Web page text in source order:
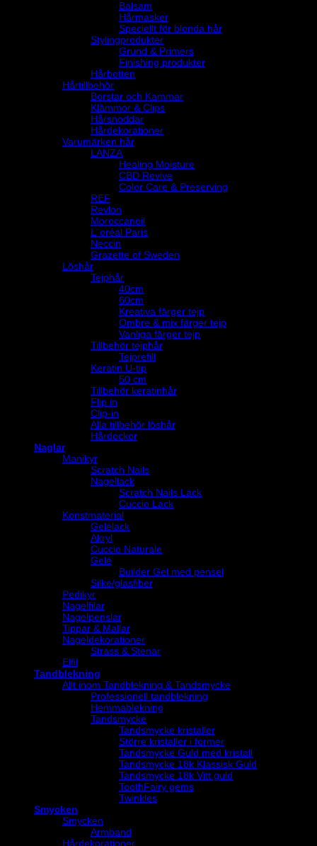
Balsam
Hårmasker
Speciellt för blonda hår
Stylingprodukter
Grund & Primers
Finishing produkter
Hårbotten
Hårtillbehör
Borstar och Kammar
Klämmor & Clips
Hårsnoddar
Hårdekorationer
Varumärken hår
LANZA
Healing Moisture
CBD Revive
Color Care & Preserving
REF
Revlon
Moroccanoil
L´oréal Paris
Neccin
Grazette of Sweden
Löshår
Tejphår
40cm
60cm
Kreativa färger tejp
Ombre & mix färger tejp
Vanliga färger tejp
Tillbehör tejphår
Tejprefill
Keratin U-tip
50 cm
Tillbehör keratinhår
Flip in
Clip-in
Alla tillbehör löshår
Hårdockor
Naglar
Manikyr
Scratch Nails
Nagellack
Scratch Nails Lack
Cuccio Lack
Konstmaterial
Gelélack
Akryl
Cuccio Naturale
Gelé
Builder Gel med pensel
Silke/glasfiber
Pedikyr
Nagelfilar
Nagelpenslar
Tippar & Mallar
Nageldekorationer
Strass & Stenar
Elfil
Tandblekning
Allt inom Tandblekning & Tandsmycke
Professionell tandblekning
Hemmablekning
Tandsmycke
Tandsmycke kristaller
Större kristaller i former
Tandsmycke Guld med kristall
Tandsmycke 18k Klassisk Guld
Tandsmycke 18k Vitt guld
ToothFairy gems
Twinkles
Smycken
Smycken
Armband
Hårdekorationer